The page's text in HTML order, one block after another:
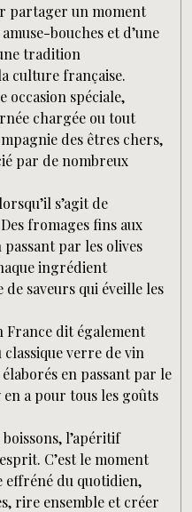
partager un moment
bouches et d’une
tradition
culture française.
occasion spéciale,
chargée ou tout
des êtres chers,
par de nombreux
s’agit de
fromages fins aux
par les olives
ingrédient
saveurs qui éveille les
France dit également
classique verre de vin
en passant par le
a pour tous les goûts
l’apéritif
C’est le moment
du quotidien,
rire ensemble et créer